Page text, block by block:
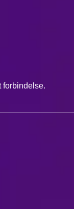
forbindelse.